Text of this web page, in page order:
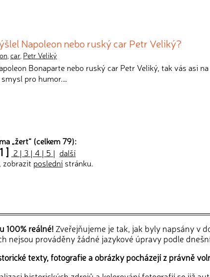
Napoleon nebo ruský car Petr Veliký?
,car, Petr Veliký
Bonaparte nebo ruský car Petr Veliký, tak vás asi na
pro humor.…
„žert“ (celkem 79):
] 2 | 3 | 4 | 5 | další
zobrazit poslední stránku.
100% reálné! Zveřejňujeme je tak, jak byly napsány v
nejsou prováděny žádné jazykové úpravy podle
texty, fotografie a obrázky pocházejí z právně